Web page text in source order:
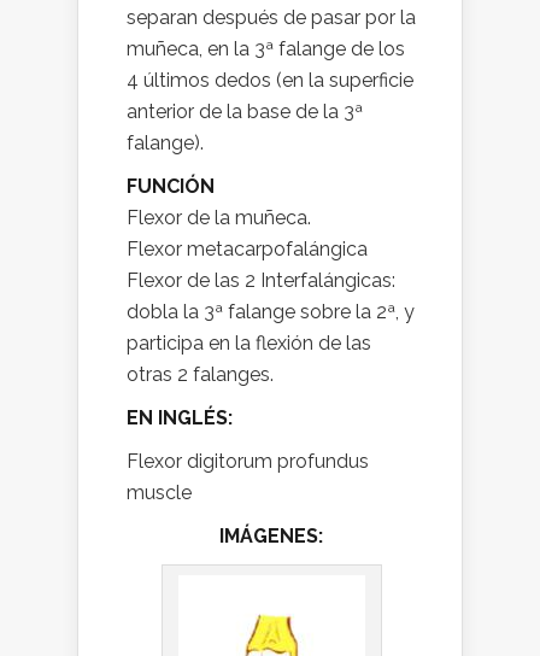
separan después de pasar por la
muñeca, en la 3ª falange de los
4 últimos dedos (en la superficie
anterior de la base de la 3ª
falange).
FUNCIÓN
Flexor de la muñeca.
Flexor metacarpofalángica
Flexor de las 2 Interfalángicas:
dobla la 3ª falange sobre la 2ª, y
participa en la flexión de las
otras 2 falanges.
EN INGLÉS:
Flexor digitorum profundus
muscle
IMÁGENES: